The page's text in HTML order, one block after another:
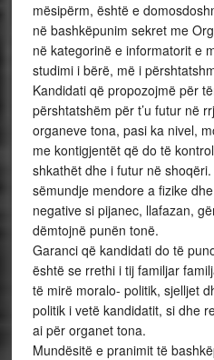
mësipërm, është e
në bashkëpunim sekret me
në kategorinë e informatorit e
studimi i bërë, më i
Kandidati që propozojmë për
përshtatshëm për t’u futur në
organeve tona, pasi ka nivel,
me kontigjentët që do të
shkathët dhe i futur në
sëmundje mendore a fizike
negative si pijanec, llafazan,
dëmtojnë punën tonë.
Garanci që kandidati do të
është se rrethi i tij familjar
të mirë moralo- politik, sjelljet
politik i vetë kandidatit, si dhe
ai për organet tona.
Mundësitë e pranimit të